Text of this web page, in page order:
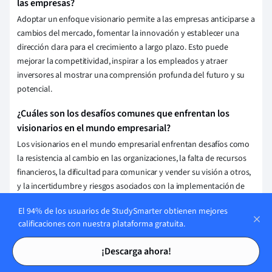
Tarjetas de estudio
Tarjetas de estudio
las empresas?
Adoptar un enfoque visionario permite a las empresas anticiparse a
cambios del mercado, fomentar la innovación y establecer una
dirección clara para el crecimiento a largo plazo. Esto puede
mejorar la competitividad, inspirar a los empleados y atraer
inversores al mostrar una comprensión profunda del futuro y su
potencial.
¿Cuáles son los desafíos comunes que enfrentan los
visionarios en el mundo empresarial?
Los visionarios en el mundo empresarial enfrentan desafíos como
la resistencia al cambio en las organizaciones, la falta de recursos
financieros, la dificultad para comunicar y vender su visión a otros,
y la incertidumbre y riesgos asociados con la implementación de
¿Cómo desarrollar una mentalidad visionaria para el éxito
empresarial?
Para desarrollar una mentalidad visionaria, uno debe cultivar la
El 94% de los usuarios de StudySmarter obtienen mejores
calificaciones con nuestra plataforma gratuita.
¡Descarga ahora!